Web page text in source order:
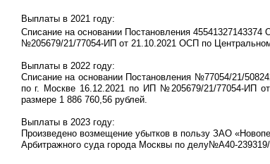
Выплаты в 2021 году:
Списание на основании Постановления 45541327143374
№205679/21/77054-ИП от 21.10.2021 ОСП по
Выплаты в 2022 году:
Списание на основании Постановления №77054/21/
по г. Москве 16.12.2021 по ИП №205679/21/77054-
размере 1 886 760,56 рублей.
Выплаты в 2023 году:
Произведено возмещение убытков в пользу ЗАО
Арбитражного суда города Москвы по делу№А40-239319/